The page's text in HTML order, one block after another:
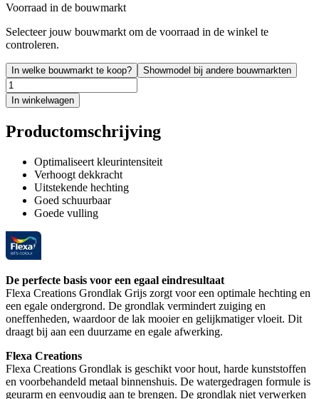
Voorraad in de bouwmarkt
Selecteer jouw bouwmarkt om de voorraad in de winkel te
controleren.
In welke bouwmarkt te koop? Showmodel bij andere bouwmarkten
In winkelwagen
Productomschrijving
Optimaliseert kleurintensiteit
Verhoogt dekkracht
Uitstekende hechting
Goed schuurbaar
Goede vulling
De perfecte basis voor een egaal eindresultaat
Flexa Creations Grondlak Grijs zorgt voor een optimale hechting en
een egale ondergrond. De grondlak vermindert zuiging en
oneffenheden, waardoor de lak mooier en gelijkmatiger vloeit. Dit
draagt bij aan een duurzame en egale afwerking.
Flexa Creations
Flexa Creations Grondlak is geschikt voor hout, harde kunststoffen
en voorbehandeld metaal binnenshuis. De watergedragen formule is
geurarm en eenvoudig aan te brengen. De grondlak niet verwerken